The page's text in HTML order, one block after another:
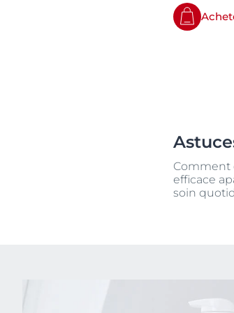
Comment
efficace
soin